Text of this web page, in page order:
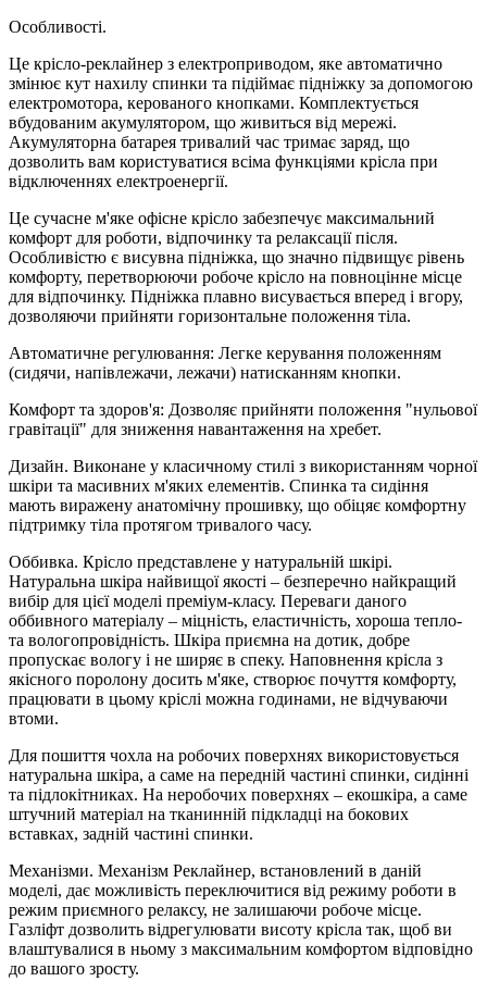
Особливості.
Це крісло-реклайнер з електроприводом, яке автоматично
змінює кут нахилу спинки та підіймає підніжку за допомогою
електромотора, керованого кнопками. Комплектується
вбудованим акумулятором, що живиться від мережі.
Акумуляторна батарея тривалий час тримає заряд, що
дозволить вам користуватися всіма функціями крісла при
відключеннях електроенергії.
Це сучасне м'яке офісне крісло забезпечує максимальний
комфорт для роботи, відпочинку та релаксації після.
Особливістю є висувна підніжка, що значно підвищує рівень
комфорту, перетворюючи робоче крісло на повноцінне місце
для відпочинку. Підніжка плавно висувається вперед і вгору,
дозволяючи прийняти горизонтальне положення тіла.
Автоматичне регулювання: Легке керування положенням
(сидячи, напівлежачи, лежачи) натисканням кнопки.
Комфорт та здоров'я: Дозволяє прийняти положення "нульової
гравітації" для зниження навантаження на хребет.
Дизайн. Виконане у класичному стилі з використанням чорної
шкіри та масивних м'яких елементів. Спинка та сидіння
мають виражену анатомічну прошивку, що обіцяє комфортну
підтримку тіла протягом тривалого часу.
Оббивка. Крісло представлене у натуральній шкірі.
Натуральна шкіра найвищої якості – безперечно найкращий
вибір для цієї моделі преміум-класу. Переваги даного
оббивного матеріалу – міцність, еластичність, хороша тепло-
та вологопровідність. Шкіра приємна на дотик, добре
пропускає вологу і не ширяє в спеку. Наповнення крісла з
якісного поролону досить м'яке, створює почуття комфорту,
працювати в цьому кріслі можна годинами, не відчуваючи
втоми.
Для пошиття чохла на робочих поверхнях використовується
натуральна шкіра, а саме на передній частині спинки, сидінні
та підлокітниках. На неробочих поверхнях – екошкіра, а саме
штучний матеріал на тканинній підкладці на бокових
вставках, задній частині спинки.
Механізми. Механізм Реклайнер, встановлений в даній
моделі, дає можливість переключитися від режиму роботи в
режим приємного релаксу, не залишаючи робоче місце.
Газліфт дозволить відрегулювати висоту крісла так, щоб ви
влаштувалися в ньому з максимальним комфортом відповідно
до вашого зросту.